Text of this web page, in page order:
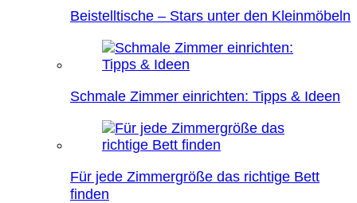
Beistelltische – Stars unter den Kleinmöbeln
Schmale Zimmer einrichten: Tipps & Ideen
Für jede Zimmergröße das richtige Bett
finden